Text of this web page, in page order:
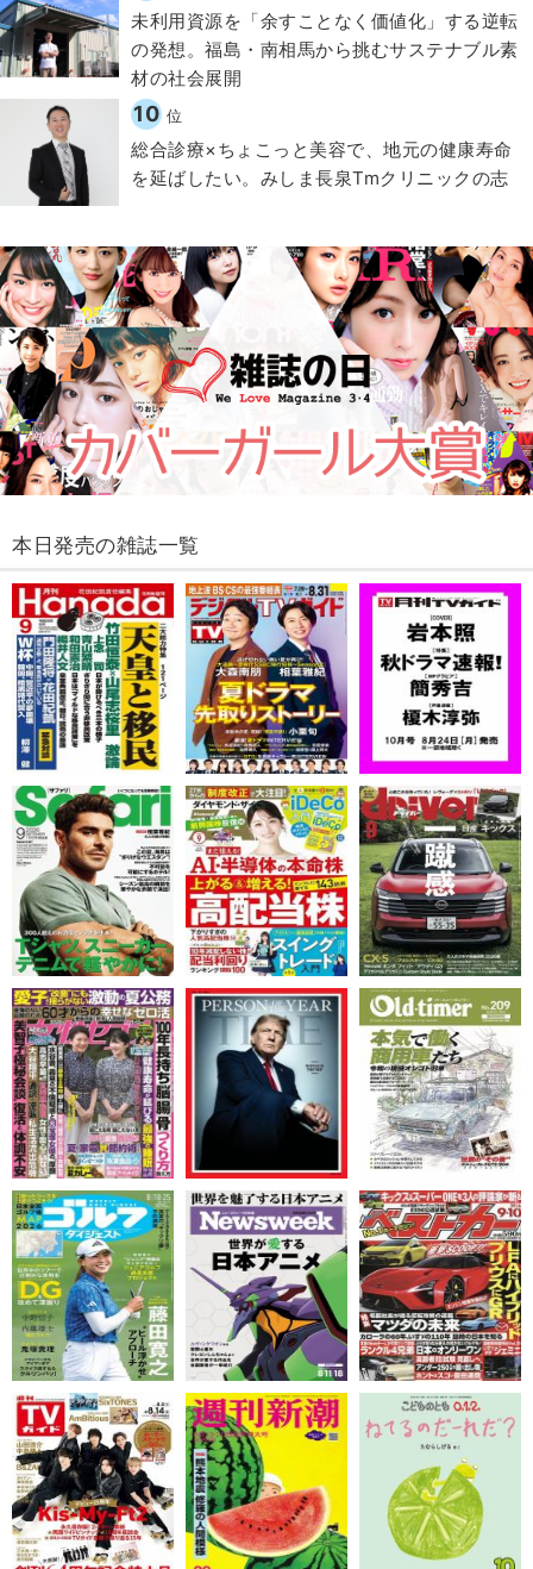
​​未利用資源を「余すことなく価値化」する逆転
の発想。福島・南相馬から挑むサステナブル素
材の社会展開​
10 位
総合診療×ちょこっと美容で、地元の健康寿命
を延ばしたい。みしま長泉Tmクリニックの志
本日発売の雑誌一覧